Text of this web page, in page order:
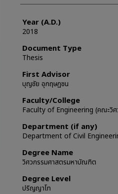
Year (A.D.)
2018
Document Type
Thesis
First Advisor
บุญชัย อุกฤษฏชน
Faculty/College
Faculty of Engineering (คณะวิศ
Department (if any)
Department of Civil
Degree Name
วิศวกรรมศาสตรมหาบัณฑิต
Degree Level
ปริญญาโท